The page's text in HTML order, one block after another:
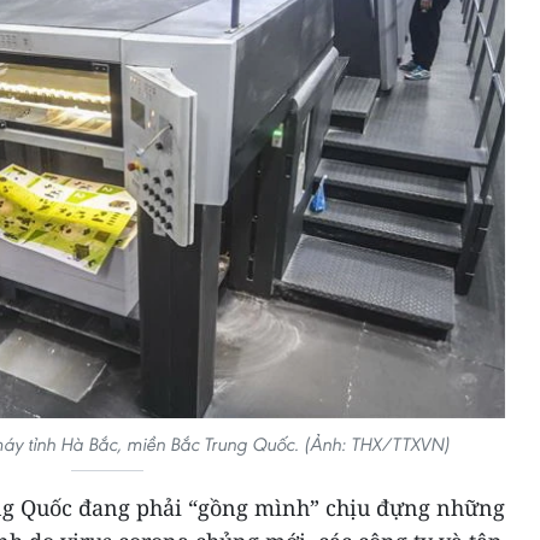
tỉnh Hà Bắc, miền Bắc Trung Quốc. (Ảnh: THX/TTXVN)
Quốc đang phải “gồng mình” chịu đựng những